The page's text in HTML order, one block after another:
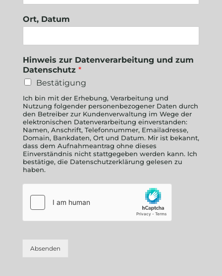
Ort, Datum
Hinweis zur Datenverarbeitung und zum
Datenschutz *
Bestätigung
Ich bin mit der Erhebung, Verarbeitung und
Nutzung folgender personenbezogener Daten durch
den Betreiber zur Kundenverwaltung im Wege der
elektronischen Datenverarbeitung einverstanden:
Namen, Anschrift, Telefonnummer, Emailadresse,
Domain, Bankdaten, Ort und Datum. Mir ist bekannt,
dass dem Aufnahmeantrag ohne dieses
Einverständnis nicht stattgegeben werden kann. Ich
bestätige, die Datenschutzerklärung gelesen zu
haben.
Absenden